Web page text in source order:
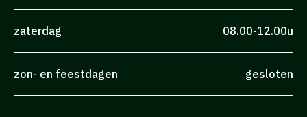
zaterdag 08.00-12.00u
zon- en feestdagen gesloten